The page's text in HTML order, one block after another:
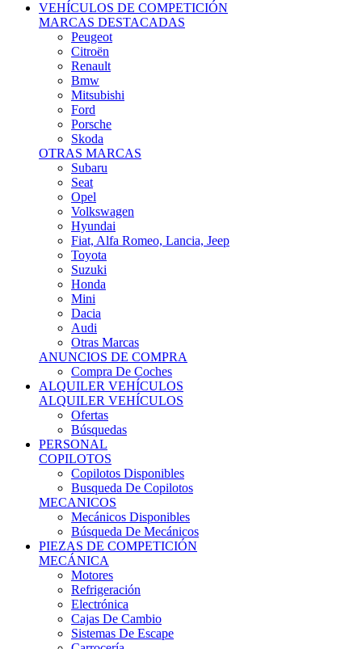
VEHÍCULOS DE COMPETICIÓN
MARCAS DESTACADAS
Peugeot
Citroën
Renault
Bmw
Mitsubishi
Ford
Porsche
Skoda
OTRAS MARCAS
Subaru
Seat
Opel
Volkswagen
Hyundai
Fiat, Alfa Romeo, Lancia, Jeep
Toyota
Suzuki
Honda
Mini
Dacia
Audi
Otras Marcas
ANUNCIOS DE COMPRA
Compra De Coches
ALQUILER VEHÍCULOS
ALQUILER VEHÍCULOS
Ofertas
Búsquedas
PERSONAL
COPILOTOS
Copilotos Disponibles
Busqueda De Copilotos
MECANICOS
Mecánicos Disponibles
Búsqueda De Mecánicos
PIEZAS DE COMPETICIÓN
MECÁNICA
Motores
Refrigeración
Electrónica
Cajas De Cambio
Sistemas De Escape